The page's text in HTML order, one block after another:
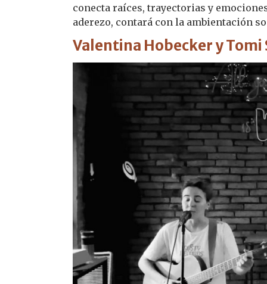
conecta raíces, trayectorias y
aderezo, contará con la ambientación
Valentina Hobecker y